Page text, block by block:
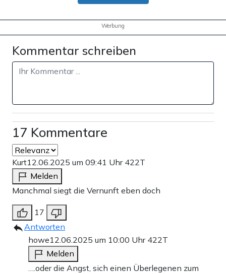
Werbung
Kommentar schreiben
17 Kommentare
Kurt12.06.2025 um 09:41 Uhr 422T
Melden
Manchmal siegt die Vernunft eben doch
17
Antworten
howe12.06.2025 um 10:00 Uhr 422T
Melden
….oder die Angst, sich einen Überlegenen zum